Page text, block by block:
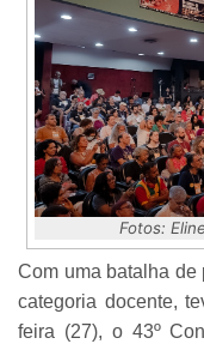
Fotos:
Com uma batalha de
categoria docente,
feira (27), o 43º